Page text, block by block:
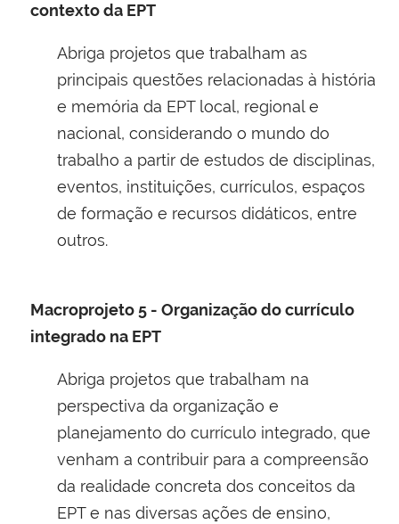
contexto da EPT
Abriga projetos que trabalham as
principais questões relacionadas à história
e memória da EPT local, regional e
nacional, considerando o mundo do
trabalho a partir de estudos de disciplinas,
eventos, instituições, currículos, espaços
de formação e recursos didáticos, entre
outros.
Macroprojeto 5 - Organização do currículo
integrado na EPT
Abriga projetos que trabalham na
perspectiva da organização e
planejamento do currículo integrado, que
venham a contribuir para a compreensão
da realidade concreta dos conceitos da
EPT e nas diversas ações de ensino,